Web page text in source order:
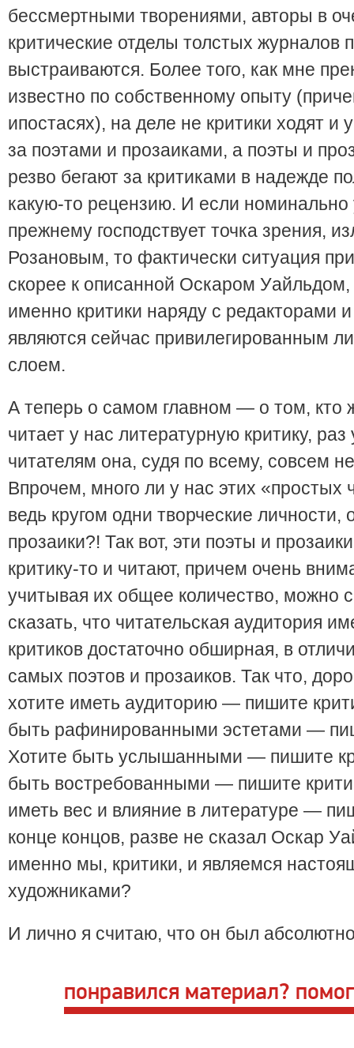
бессмертными творениями, авторы в
критические отделы толстых журналов
выстраиваются. Более того, как мне
известно по собственному опыту
ипостасях), на деле не критики ходят и
за поэтами и прозаиками, а поэты и
резво бегают за критиками в надежде
какую-то рецензию. И если номинально
прежнему господствует точка зрения,
Розановым, то фактически ситуация
скорее к описанной Оскаром Уайльдом,
именно критики наряду с редакторами
являются сейчас привилегированным
слоем.
А теперь о самом главном — о том, кто
читает у нас литературную критику,
читателям она, судя по всему, совсем
Впрочем, много ли у нас этих «простых
ведь кругом одни творческие личности,
прозаики?! Так вот, эти поэты и
критику-то и читают, причем очень
учитывая их общее количество, можно
сказать, что читательская аудитория
критиков достаточно обширная, в
самых поэтов и прозаиков. Так что,
хотите иметь аудиторию — пишите
быть рафинированными эстетами —
Хотите быть услышанными — пишите
быть востребованными — пишите
иметь вес и влияние в литературе —
конце концов, разве не сказал Оскар
именно мы, критики, и являемся
художниками?
И лично я считаю, что он был
понравился материал?